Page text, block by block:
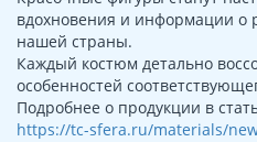
вдохновения и информации о
нашей страны.
Каждый костюм детально
особенностей
Подробнее о продукции в
https://tc-sfera.ru/materials/